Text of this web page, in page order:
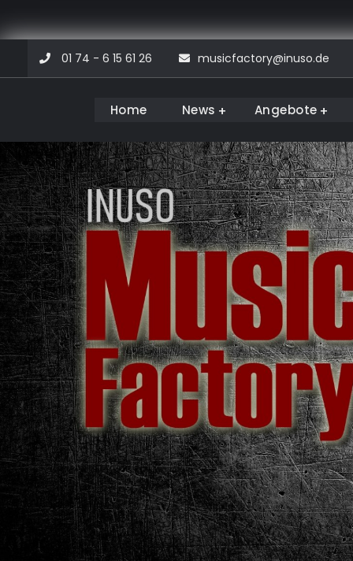
content
01 74 - 6 15 61 26 musicfactory@inuso.de
Musicfactory
Home News Angebote